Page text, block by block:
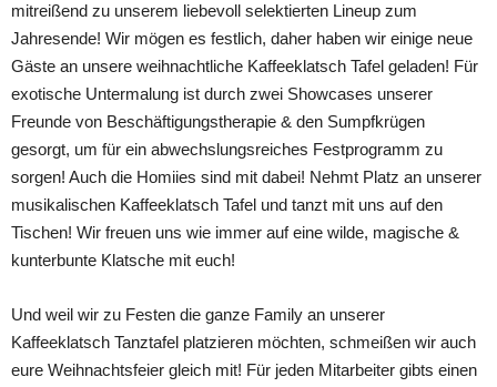
mitreißend zu unserem liebevoll selektierten Lineup zum
Jahresende! Wir mögen es festlich, daher haben wir einige neue
Gäste an unsere weihnachtliche Kaffeeklatsch Tafel geladen! Für
exotische Untermalung ist durch zwei Showcases unserer
Freunde von Beschäftigungstherapie & den Sumpfkrügen
gesorgt, um für ein abwechslungsreiches Festprogramm zu
sorgen! Auch die Homiies sind mit dabei! Nehmt Platz an unserer
musikalischen Kaffeeklatsch Tafel und tanzt mit uns auf den
Tischen! Wir freuen uns wie immer auf eine wilde, magische &
kunterbunte Klatsche mit euch!
Und weil wir zu Festen die ganze Family an unserer
Kaffeeklatsch Tanztafel platzieren möchten, schmeißen wir auch
eure Weihnachtsfeier gleich mit! Für jeden Mitarbeiter gibts einen